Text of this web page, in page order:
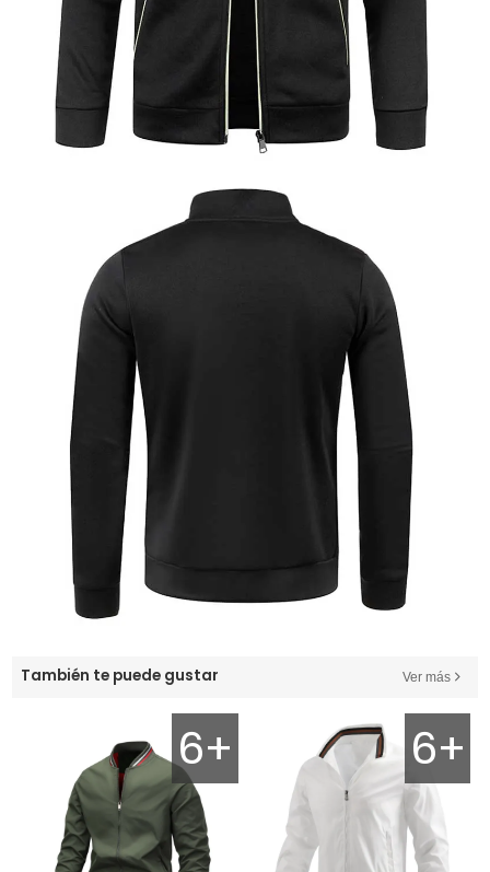
También te puede gustar Ver más
6+ 6+